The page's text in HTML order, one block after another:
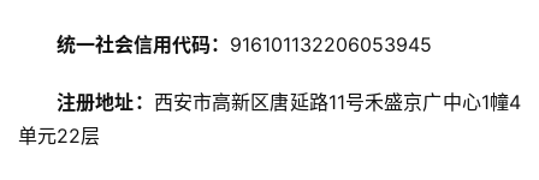
攻
统一社会信用代码： 916101132206053945
注册地址： 西安市高新区唐延路11号禾盛京广中心1幢4
单元22层